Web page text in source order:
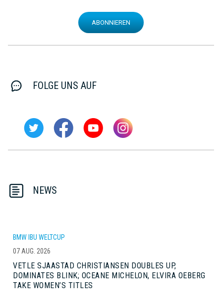
ABONNIEREN
FOLGE UNS AUF
NEWS
BMW IBU WELTCUP
07 AUG. 2026
VETLE SJAASTAD CHRISTIANSEN DOUBLES UP,
DOMINATES BLINK; OCEANE MICHELON, ELVIRA OEBERG
TAKE WOMEN’S TITLES